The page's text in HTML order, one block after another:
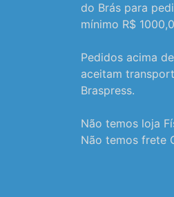
do Brás para
mínimo R$
Pedidos acima
aceitam
Braspress.
Não temos loja
Não temos frete